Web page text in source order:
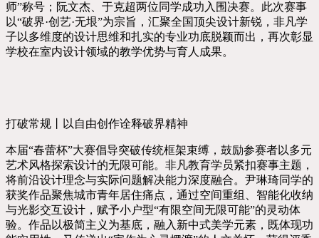
师”称号；阮文杰、于克超两位同学成功入围决赛。此次赛事
以“破界·创艺·无垠”为宗旨，汇聚全国顶尖设计新锐，非凡学
子以多维度的设计思维和扎实的专业功底脱颖而出，再次彰显
学校在室内设计领域的教学优势与育人成果。
打破常规丨以自由创作诠释破界精神
本届“春蕾杯”大赛倡导突破传统框架束缚，鼓励参赛者以多元
艺术风格探索设计的无限可能。非凡教育学员紧扣赛事主题，
将前沿设计理念与实际问题解决能力深度融合。尹琳琦同学的
获奖作品聚焦城市青年居住痛点，通过空间重组、智能化收纳
与光影交互设计，赋予小户型“有限空间无限可能”的灵动体
验。作品以极简主义为基底，融入新中式美学元素，既体现功